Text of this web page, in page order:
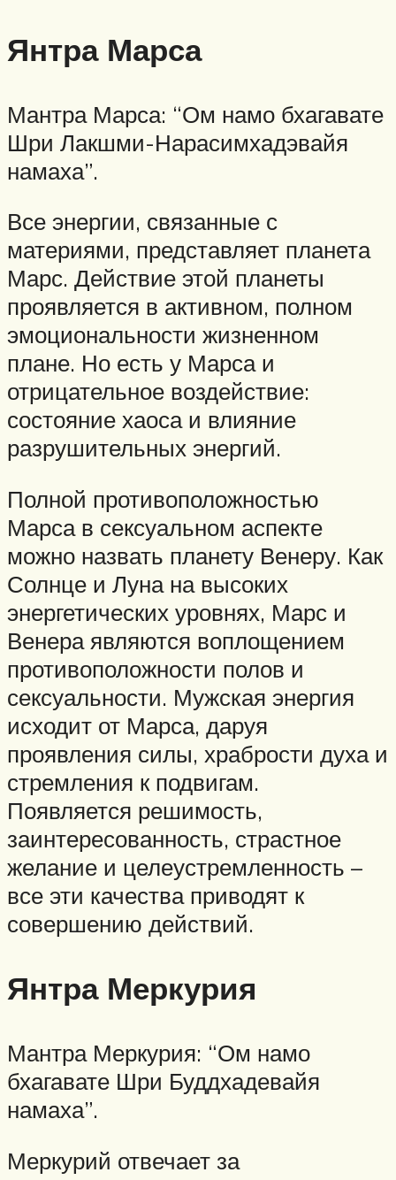
Янтра Марса
Мантра Марса: “Ом намо бхагавате
Шри Лакшми-Нарасимхадэвайя
намаха”.
Все энергии, связанные с
материями, представляет планета
Марс. Действие этой планеты
проявляется в активном, полном
эмоциональности жизненном
плане. Но есть у Марса и
отрицательное воздействие:
состояние хаоса и влияние
разрушительных энергий.
Полной противоположностью
Марса в сексуальном аспекте
можно назвать планету Венеру. Как
Солнце и Луна на высоких
энергетических уровнях, Марс и
Венера являются воплощением
противоположности полов и
сексуальности. Мужская энергия
исходит от Марса, даруя
проявления силы, храбрости духа и
стремления к подвигам.
Появляется решимость,
заинтересованность, страстное
желание и целеустремленность –
все эти качества приводят к
совершению действий.
Янтра Меркурия
Мантра Меркурия: “Ом намо
бхагавате Шри Буддхадевайя
намаха”.
Меркурий отвечает за